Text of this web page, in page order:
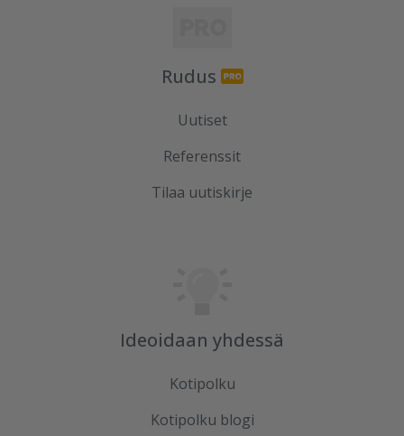
Rudus
Uutiset
Referenssit
Tilaa uutiskirje
Ideoidaan yhdessä
Kotipolku
Kotipolku blogi